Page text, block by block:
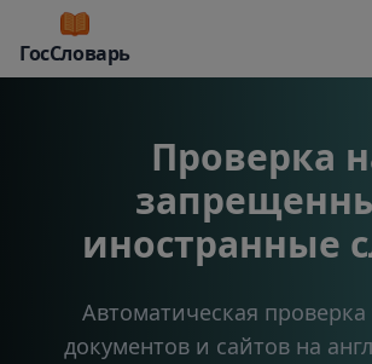
ГосСловарь
Проверка
иностранные
Автоматическая проверка
документов и сайтов на